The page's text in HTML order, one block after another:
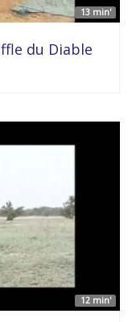
13 min'
du Diable
12 min'